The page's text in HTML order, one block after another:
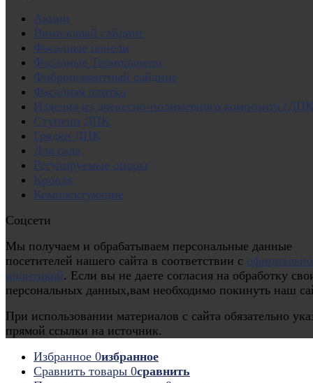
Акции
Виниловый сайдинг
Фасадные панели
Фасадные Термопанели
Фиброцементный сайдинг
Фасадная плитка
Изделия из древесно-полимерного композита
Ступени ДПК
Грядки ДПК
Для сада
Регулируемые опоры
Кровля
Комплектующие
Соцсети
Мы получаем и обрабатываем персональные данные
посетителей нашего сайта в соответствии с
политикой. Если вы не даете согласия на обработку
персональных данных,вам необходимо покинуть наш
При использовании материалов с сайта обязательно
прямой ссылки на источник.
Избранное 0избранное
Сравнить товары 0сравнить